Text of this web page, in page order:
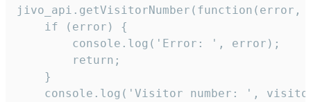
jivo_api.getVisitorNumber(function(error,
    if (error) {
        console.log('Error: ', error);
        return;
    }
console.log('Visitor number: ',